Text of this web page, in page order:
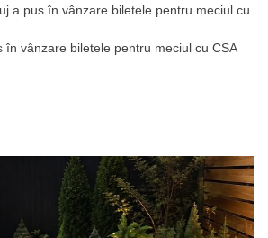
a pus în vânzare biletele pentru meciul cu
în vânzare biletele pentru meciul cu CSA